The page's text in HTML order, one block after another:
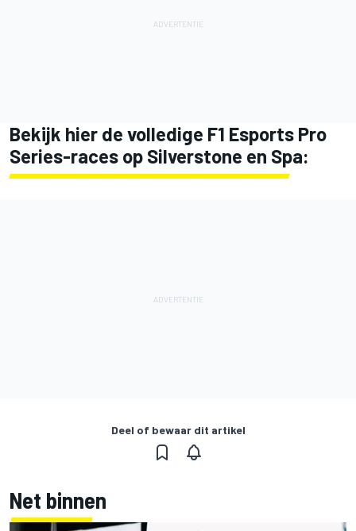
Bekijk hier de volledige F1 Esports Pro
Series-races op Silverstone en Spa:
Deel of bewaar dit artikel
Net binnen